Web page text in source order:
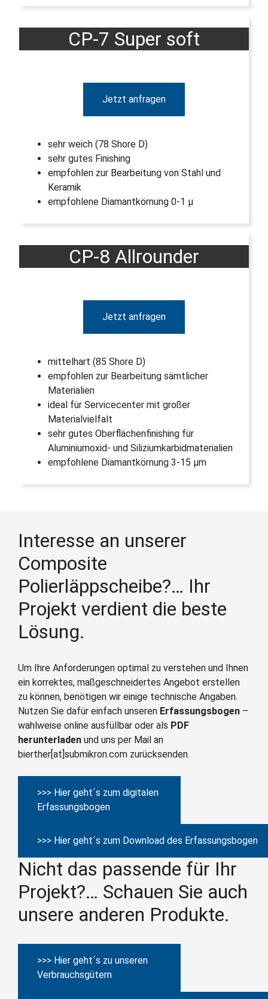
CP-7 Super soft
Jetzt anfragen
sehr weich (78 Shore D)
sehr gutes Finishing
empfohlen zur Bearbeitung von Stahl und
Keramik
empfohlene Diamantkörnung 0-1 µ
CP-8 Allrounder
Jetzt anfragen
mittelhart (85 Shore D)
empfohlen zur Bearbeitung sämtlicher
Materialien
ideal für Servicecenter mit großer
Materialvielfalt
sehr gutes Oberflächenfinishing für
Aluminiumoxid- und Siliziumkarbidmaterialien
empfohlene Diamantkörnung 3-15 µm
Interesse an unserer
Composite
Polierläppscheibe?… Ihr
Projekt verdient die beste
Lösung.
Um Ihre Anforderungen optimal zu verstehen und Ihnen
ein korrektes, maßgeschneidertes Angebot erstellen
zu können, benötigen wir einige technische Angaben.
Nutzen Sie dafür einfach unseren Erfassungsbogen –
wahlweise online ausfüllbar oder als PDF
herunterladen und uns per Mail an
bierther[at]submikron.com zurücksenden.
>>> Hier geht´s zum digitalen
Erfassungsbogen
>>> Hier geht´s zum Download des Erfassungsbogen
Nicht das passende für Ihr
Projekt?… Schauen Sie auch
unsere anderen Produkte.
>>> Hier geht´s zu unseren
Verbrauchsgütern